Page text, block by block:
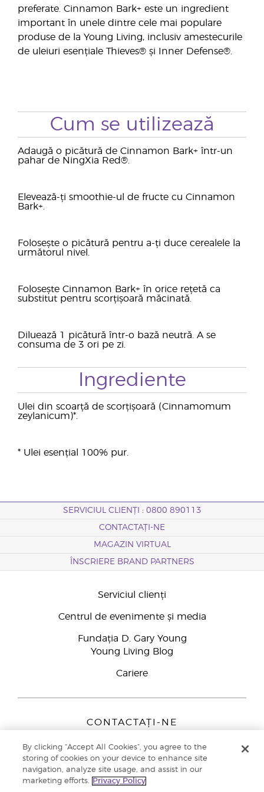
preferate. Cinnamon Bark+ este un ingredient
important în unele dintre cele mai populare
produse de la Young Living, inclusiv amestecurile
de uleiuri esențiale Thieves® și Inner Defense®.
Cum se utilizează
Adaugă o picătură de Cinnamon Bark+ într-un
pahar de NingXia Red®.
Elevează-ți smoothie-ul de fructe cu Cinnamon
Bark+.
Folosește o picătură pentru a-ți duce cerealele la
următorul nivel.
Folosește Cinnamon Bark+ în orice rețetă ca
substitut pentru scorțișoară măcinată.
Diluează 1 picătură într-o bază neutră. A se
consuma de 3 ori pe zi.
Ingrediente
Ulei din scoarță de scorțișoară (Cinnamomum
zeylanicum)*.
* Ulei esențial 100% pur.
SERVICIUL CLIENȚI : 0800 890113
CONTACTAȚI-NE
MAGAZIN VIRTUAL
ÎNSCRIERE BRAND PARTNERS
Serviciul clienți
Centrul de evenimente și media
Fundația D. Gary Young
Young Living Blog
Cariere
CONTACTAȚI-NE
Peizerweg 97
9727 AJ Groningen
Netherlands
By clicking “Accept All Cookies”, you agree to the
storing of cookies on your device to enhance site
navigation, analyze site usage, and assist in our
marketing efforts.
Privacy Policy